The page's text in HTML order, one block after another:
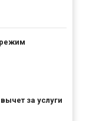
за услуги